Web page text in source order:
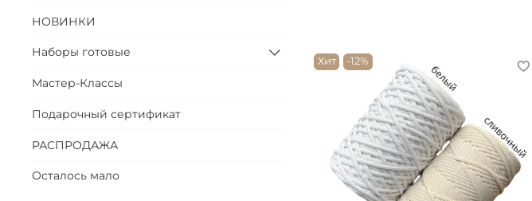
Хит -12%
НОВИНКИ
Наборы готовые
Мастер-Классы
Подарочный сертификат
РАСПРОДАЖА
Осталось мало